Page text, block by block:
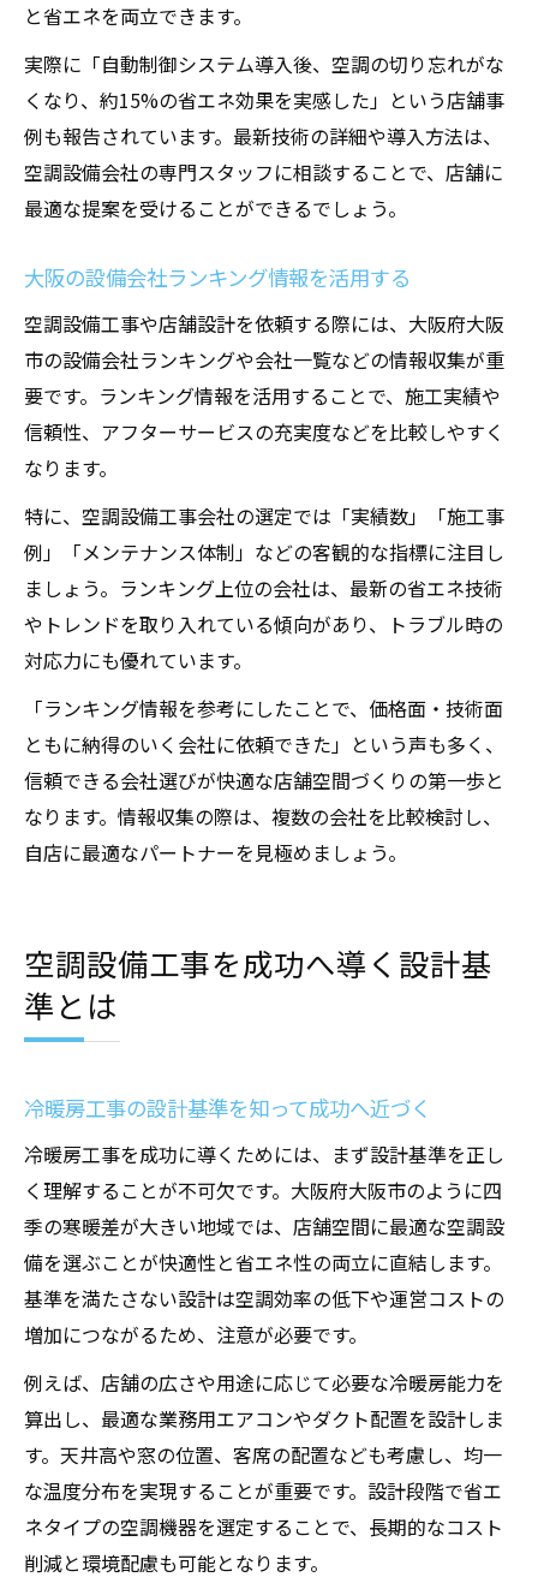
と省エネを両立できます。
実際に「自動制御システム導入後、空調の切り忘れがな
くなり、約15%の省エネ効果を実感した」という店舗事
例も報告されています。最新技術の詳細や導入方法は、
空調設備会社の専門スタッフに相談することで、店舗に
最適な提案を受けることができるでしょう。
大阪の設備会社ランキング情報を活用する
空調設備工事や店舗設計を依頼する際には、大阪府大阪
市の設備会社ランキングや会社一覧などの情報収集が重
要です。ランキング情報を活用することで、施工実績や
信頼性、アフターサービスの充実度などを比較しやすく
なります。
特に、空調設備工事会社の選定では「実績数」「施工事
例」「メンテナンス体制」などの客観的な指標に注目し
ましょう。ランキング上位の会社は、最新の省エネ技術
やトレンドを取り入れている傾向があり、トラブル時の
対応力にも優れています。
「ランキング情報を参考にしたことで、価格面・技術面
ともに納得のいく会社に依頼できた」という声も多く、
信頼できる会社選びが快適な店舗空間づくりの第一歩と
なります。情報収集の際は、複数の会社を比較検討し、
自店に最適なパートナーを見極めましょう。
空調設備工事を成功へ導く設計基
準とは
冷暖房工事の設計基準を知って成功へ近づく
冷暖房工事を成功に導くためには、まず設計基準を正し
く理解することが不可欠です。大阪府大阪市のように四
季の寒暖差が大きい地域では、店舗空間に最適な空調設
備を選ぶことが快適性と省エネ性の両立に直結します。
基準を満たさない設計は空調効率の低下や運営コストの
増加につながるため、注意が必要です。
例えば、店舗の広さや用途に応じて必要な冷暖房能力を
算出し、最適な業務用エアコンやダクト配置を設計しま
す。天井高や窓の位置、客席の配置なども考慮し、均一
な温度分布を実現することが重要です。設計段階で省エ
ネタイプの空調機器を選定することで、長期的なコスト
削減と環境配慮も可能となります。